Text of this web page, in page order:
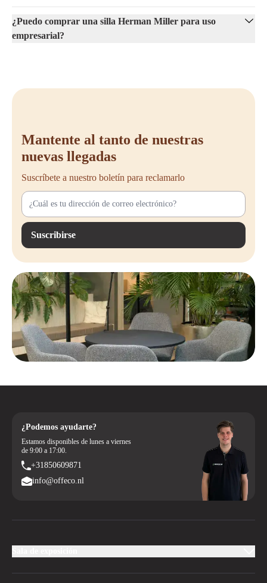
¿Puedo comprar una silla Herman Miller para uso
empresarial?
Mantente al tanto de nuestras
nuevas llegadas
Suscríbete a nuestro boletín para reclamarlo
Suscribirse
¿Podemos ayudarte?
Estamos disponibles de lunes a viernes
de 9:00 a 17:00.
+31850609871
info@offeco.nl